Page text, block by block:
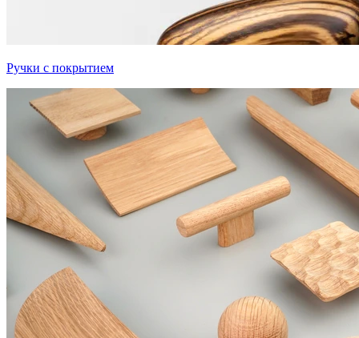
Ручки с покрытием